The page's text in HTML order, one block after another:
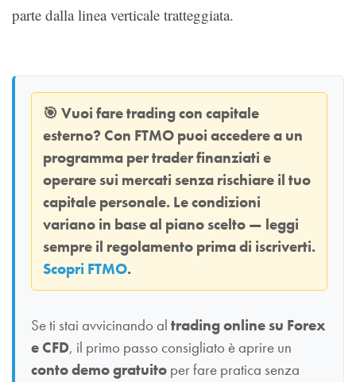
parte dalla linea verticale tratteggiata.
🎯 Vuoi fare trading con capitale
esterno? Con FTMO puoi accedere a un
programma per trader finanziati e
operare sui mercati senza rischiare il tuo
capitale personale. Le condizioni
variano in base al piano scelto — leggi
sempre il regolamento prima di iscriverti.
Scopri FTMO.
Se ti stai avvicinando al trading online su Forex
e CFD, il primo passo consigliato è aprire un
conto demo gratuito per fare pratica senza